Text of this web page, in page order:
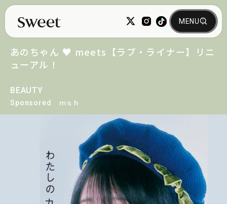
BEAUTY
あのちゃん ♥ meets【ラブ・ライナー】リニ
ューアル！
Sponsored ｍｓｈ